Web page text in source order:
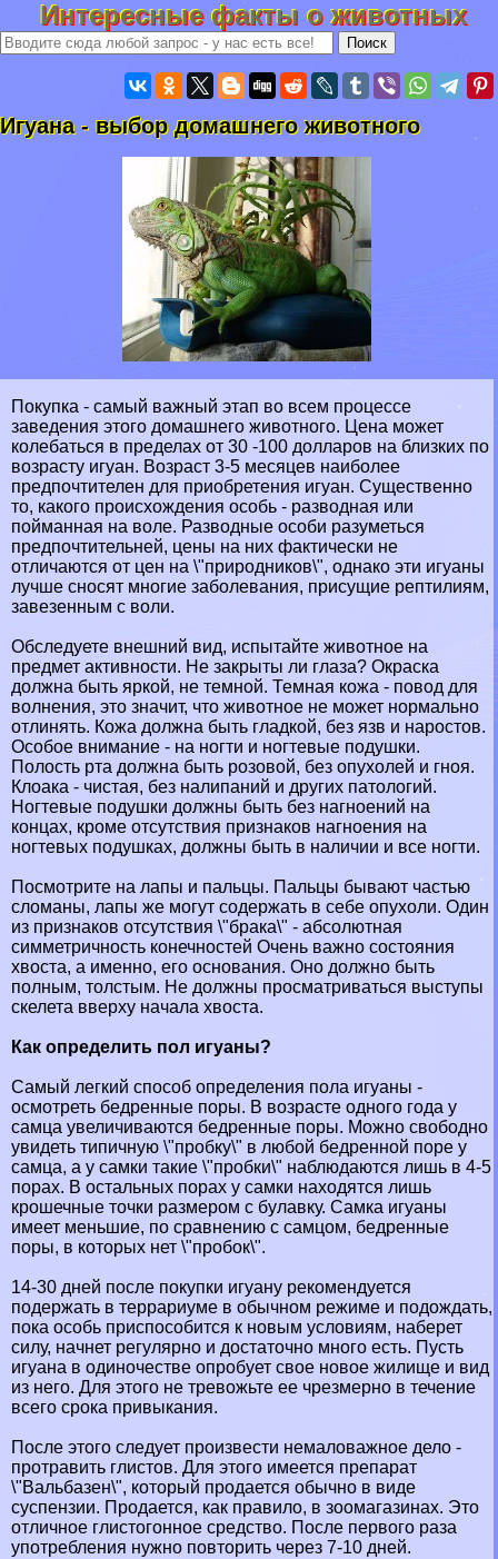
Интересные факты о животных
Игуана - выбор домашнего животного
Покупка - самый важный этап во всем процессе
заведения этого домашнего животного. Цена может
колeбaться в пределах от 30 -100 долларов на близких по
возрасту игуан. Возраст 3-5 месяцев наиболее
предпочтителен для приобретения игуан. Существенно
то, какого происхождения особь - разводная или
пойманная на воле. Разводные особи разуметься
предпочтительней, цены на них фактически не
отличаются от цен на \"природников\", однако эти игуаны
лучше сносят многие заболевания, присущие рептилиям,
завезенным с воли.
Обследуете внешний вид, испытайте животное на
предмет активности. Не закрыты ли глаза? Окраска
должна быть яркой, не темной. Темная кожа - повод для
волнения, это значит, что животное не может нормально
отлинять. Кожа должна быть гладкой, без язв и наростов.
Особое внимание - на ногти и ногтевые подушки.
Полость рта должна быть розовой, без опухолей и гноя.
Клоака - чистая, без налипаний и других патологий.
Ногтевые подушки должны быть без нагноений на
концах, кроме отсутствия признаков нагноения на
ногтевых подушках, должны быть в наличии и все ногти.
Посмотрите на лапы и пальцы. Пальцы бывают частью
сломаны, лапы же могут содержать в себе опухоли. Один
из признаков отсутствия \"бpaка\" - абсолютная
симметричность конечностей Очень важно состояния
хвоста, а именно, его основания. Оно должно быть
полным, толстым. Не должны просматриваться выступы
скелета вверху начала хвоста.
Как определить пол игуаны?
Самый легкий способ определения пола игуаны -
осмотреть бедренные поры. В возрасте одного года у
самца увеличиваются бедренные поры. Можно свободно
увидеть типичную \"пробку\" в любой бедренной поре у
самца, а у самки такие \"пробки\" наблюдаются лишь в 4-5
порах. В остальных порах у самки находятся лишь
крошечные точки размером с булавку. Самка игуаны
имеет меньшие, по сравнению с самцом, бедренные
поры, в которых нет \"пробок\".
14-30 дней после покупки игуану рекомендуется
подержать в террариуме в обычном режиме и подождать,
пока особь приспособится к новым условиям, наберет
силу, начнет регулярно и достаточно много есть. Пусть
игуана в одиночестве опробует свое новое жилище и вид
из него. Для этого не тревожьте ее чрезмерно в течение
всего срока привыкания.
После этого следует произвести немаловажное дело -
протравить глистов. Для этого имеется препарат
\"Вальбазен\", который продается обычно в виде
суспензии. Продается, как правило, в зоомагазинах. Это
отличное глистогонное средство. После первого раза
употрeбления нужно повторить через 7-10 дней.